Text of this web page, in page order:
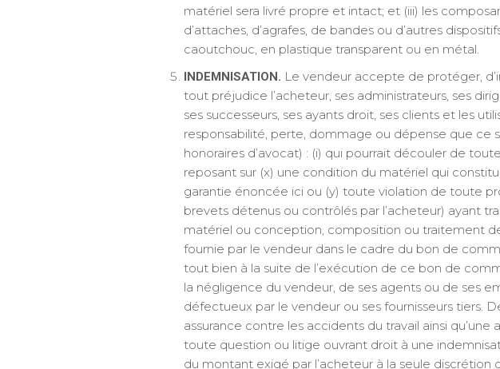
matériel sera livré propre et intact; et (iii) les
d’attaches, d’agrafes, de bandes ou d’autres
caoutchouc, en plastique transparent ou en métal.
INDEMNISATION. Le vendeur accepte de protéger,
tout préjudice l’acheteur, ses administrateurs, ses
ses successeurs, ses ayants droit, ses clients et les
responsabilité, perte, dommage ou dépense que ce
honoraires d’avocat) : (i) qui pourrait découler de
reposant sur (x) une condition du matériel qui
garantie énoncée ici ou (y) toute violation de toute
brevets détenus ou contrôlés par l’acheteur) ayant
matériel ou conception, composition ou traitement
fournie par le vendeur dans le cadre du bon de
tout bien à la suite de l’exécution de ce bon de
la négligence du vendeur, de ses agents ou de ses
défectueux par le vendeur ou ses fournisseurs tiers.
assurance contre les accidents du travail ainsi
toute question ou litige ouvrant droit à une
du montant exigé par l’acheteur à la seule discrétion